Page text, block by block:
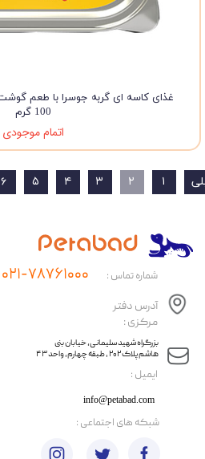
100 گرم
اتمام موجودی
۱ ۲ ۳ ۴ ۵ ۶
​ایمیل :
آدرس دفتر
مرکزی :
info@petabad.com
​​بزرگراه شهید سلیمانی، خیابان بنی
هاشم پلاک ۲۰۲ ، طبقه چهارم، واحد ۴۳
شماره تماس : ۰۲۱-۷۸۷۶۱۰۰۰
​شبکه های اجتماعی :